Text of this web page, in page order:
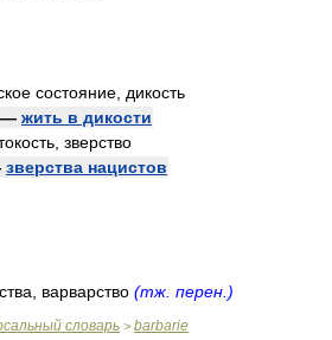
состояние, дикость
— жить в дикости
зверство
зверства нацистов
варварство (тж. перен.)
словарь > barbarie